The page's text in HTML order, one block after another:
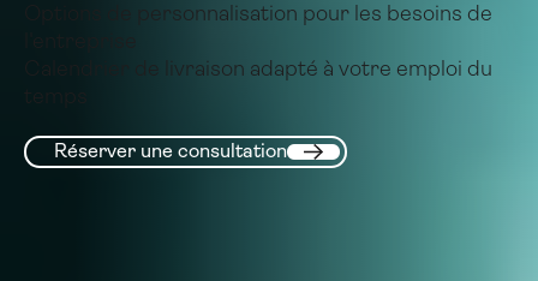
Options de personnalisation pour les besoins de
Calendrier de livraison adapté à votre emploi du
temps
Réserver une consultation
Réserver une consultation